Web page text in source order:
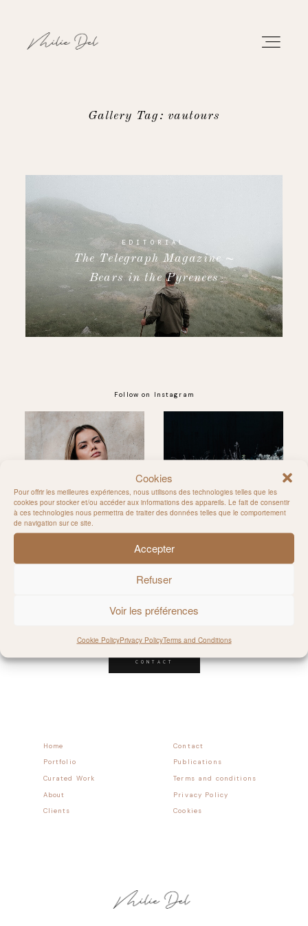
Cookies
Pour offrir les meilleures expériences, nous utilisons des technologies telles que les
cookies pour stocker et/ou accéder aux informations des appareils. Le fait de consentir
à ces technologies nous permettra de traiter des données telles que le comportement
de navigation sur ce site.
Accepter
Refuser
Voir les préférences
Cookie PolicyPrivacy PolicyTerms and Conditions
CONTACT
Gallery Tag: vautours
EDITORIAL
The Telegraph Magazine ~
Bears in the Pyrenees
Follow on Instagram
Contact
Home
Publications
Portfolio
Terms and conditions
Curated Work
CONTACT
Privacy Policy
About
Cookies
Clients